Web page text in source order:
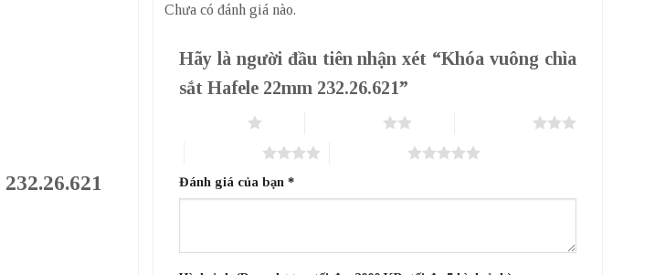
điểm
/
Chưa có đánh giá nào.
Hãy là người đầu tiên nhận xét “Khóa vuông chìa
sắt Hafele 22mm 232.26.621”
Đánh giá của bạn*